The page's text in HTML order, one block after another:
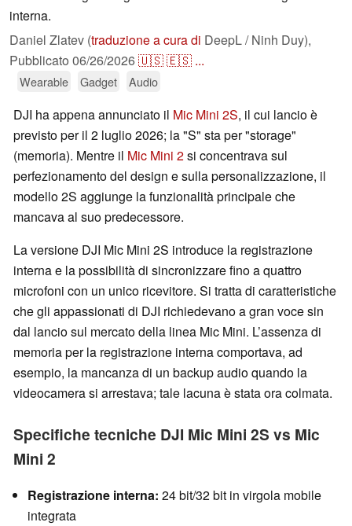
interna.
Daniel Zlatev (traduzione a cura di DeepL / Ninh Duy),
Pubblicato 06/26/2026🇺🇸🇪🇸 ...
Wearable Gadget Audio
DJI ha appena annunciato il Mic Mini 2S, il cui lancio è
previsto per il 2 luglio 2026; la "S" sta per "storage"
(memoria). Mentre il Mic Mini 2si concentrava sul
perfezionamento del design e sulla personalizzazione, il
modello 2S aggiunge la funzionalità principale che
mancava al suo predecessore.
La versione DJI Mic Mini 2S introduce la registrazione
interna e la possibilità di sincronizzare fino a quattro
microfoni con un unico ricevitore. Si tratta di caratteristiche
che gli appassionati di DJI richiedevano a gran voce sin
dal lancio sul mercato della linea Mic Mini. L’assenza di
memoria per la registrazione interna comportava, ad
esempio, la mancanza di un backup audio quando la
videocamera si arrestava; tale lacuna è stata ora colmata.
Specifiche tecniche DJI Mic Mini 2S vs Mic
Mini 2
Registrazione interna: 24 bit/32 bit in virgola mobile
integrata